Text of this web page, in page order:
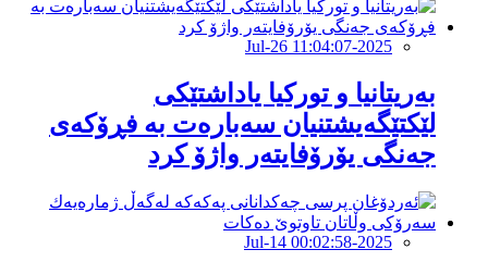
2025-Jul-26 11:04:07
بەریتانیا و تورکیا یاداشتێکی
لێکتێگەیشتنیان سەبارەت بە فڕۆکەی
جەنگی یۆرۆفایتەر واژۆ کرد
2025-Jul-14 00:02:58